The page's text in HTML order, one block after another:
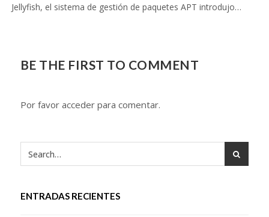
Jellyfish, el sistema de gestión de paquetes APT introdujo…
BE THE FIRST TO COMMENT
Por favor acceder para comentar.
ENTRADAS RECIENTES